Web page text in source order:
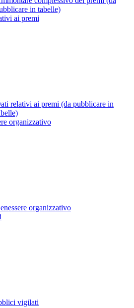
in tabelle)
ai premi
relativi ai premi (da pubblicare in
organizzativo
organizzativo
vigilati